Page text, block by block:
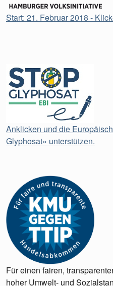
Start: 21. Februar 2018 -
Anklicken und die
Glyphosat« unterstützen.
Für einen fairen,
hoher Umwelt- und